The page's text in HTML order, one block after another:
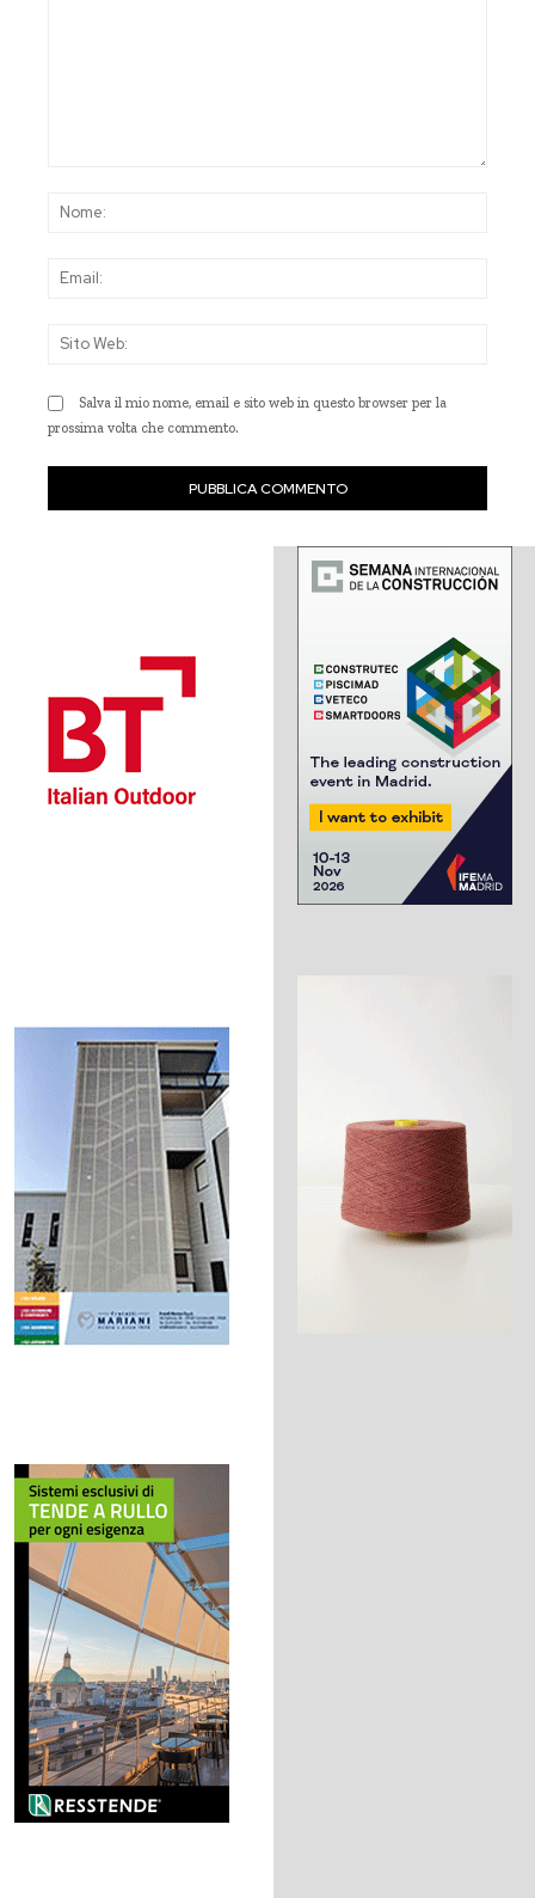
Salva il mio nome, email e sito web in questo browser per la
prossima volta che commento.